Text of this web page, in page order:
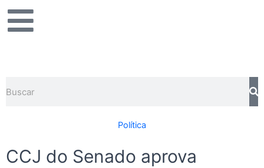
para
Política
CCJ do Senado aprova